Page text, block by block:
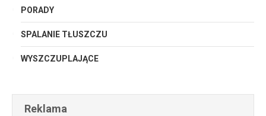
PORADY
SPALANIE TŁUSZCZU
WYSZCZUPLAJĄCE
Reklama